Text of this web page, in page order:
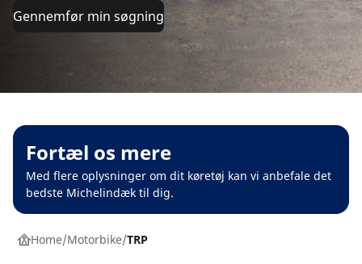
Gennemfør min søgning
Fortæl os mere
Med flere oplysninger om dit køretøj kan vi anbefale det
bedste Michelindæk til dig.
Home Motorbike TRP